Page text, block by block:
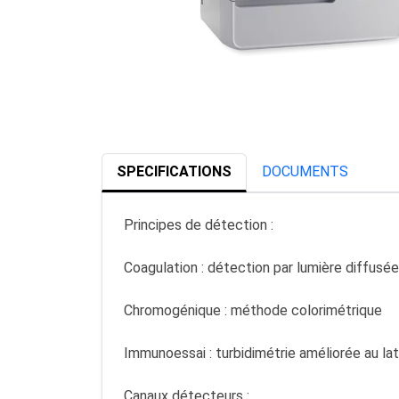
SPECIFICATIONS DOCUMENTS
Principes de détection :
Coagulation : détection par lumière diffusée
Chromogénique : méthode colorimétrique
Immunoessai : turbidimétrie améliorée au